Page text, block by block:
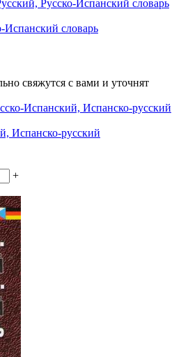
Испанский словарь
свяжутся с вами и уточнят
Испанско-русский
+